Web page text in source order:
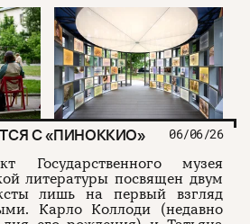
С «ПИНОККИО» 06/06/26
Государственного музея
литературы посвящен двум
лишь на первый взгляд
Карло Коллоди (недавно